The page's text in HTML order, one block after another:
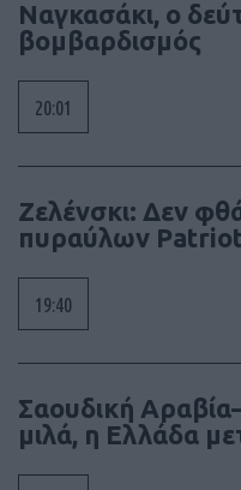
Ναγκασάκι, ο
βομβαρδισμός
20:01
Ζελένσκι: Δεν
πυραύλων
19:40
Σαουδική
μιλά, η Ελλάδα